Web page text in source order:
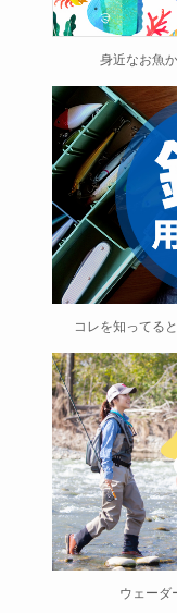
身近なお魚
コレを知ってる
ウェーダ